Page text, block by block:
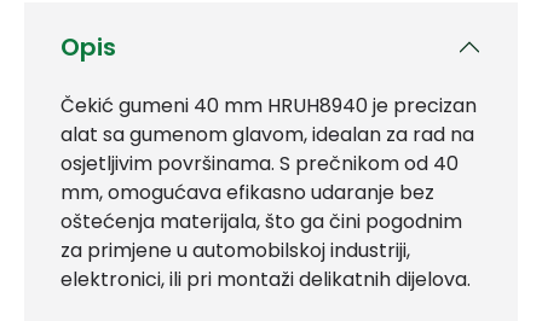
Opis
Čekić gumeni 40 mm HRUH8940 je precizan
alat sa gumenom glavom, idealan za rad na
osjetljivim površinama. S prečnikom od 40
mm, omogućava efikasno udaranje bez
oštećenja materijala, što ga čini pogodnim
za primjene u automobilskoj industriji,
elektronici, ili pri montaži delikatnih dijelova.